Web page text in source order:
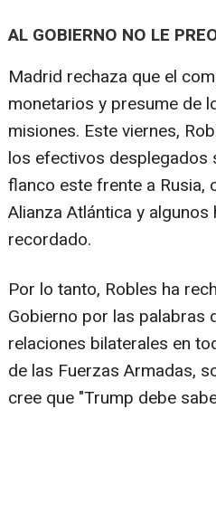
AL GOBIERNO NO LE
Madrid rechaza que el
monetarios y presume de
misiones. Este viernes,
los efectivos
flanco este frente a Rusia,
Alianza Atlántica y
recordado.
Por lo tanto, Robles ha
Gobierno por las palabras
relaciones bilaterales en
de las Fuerzas Armadas,
cree que "Trump debe